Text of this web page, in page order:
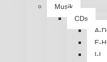
Musik
CDs
A-D
E-H
I-L